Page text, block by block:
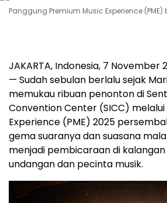
Panggung Premium Music Experience (PME)
JAKARTA, Indonesia, 7 November
— Sudah sebulan berlalu sejak
memukau ribuan penonton di
Convention Center (SICC) melalui
Experience (PME) 2025
gema suaranya dan suasana
menjadi pembicaraan di
undangan dan pecinta musik.